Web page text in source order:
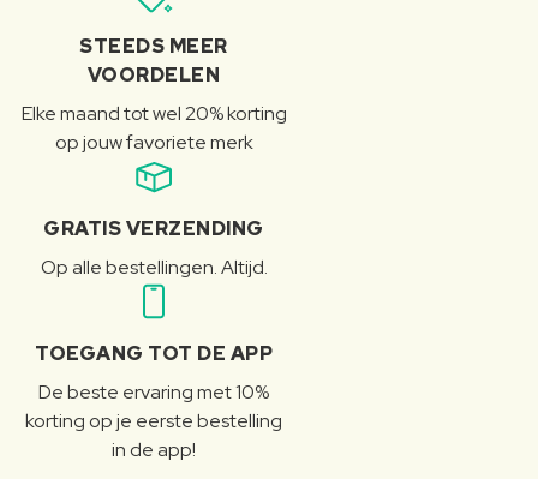
STEEDS MEER
VOORDELEN
Elke maand tot wel 20% korting
op jouw favoriete merk
GRATIS VERZENDING
Op alle bestellingen. Altijd.
TOEGANG TOT DE APP
De beste ervaring met 10%
korting op je eerste bestelling
in de app!